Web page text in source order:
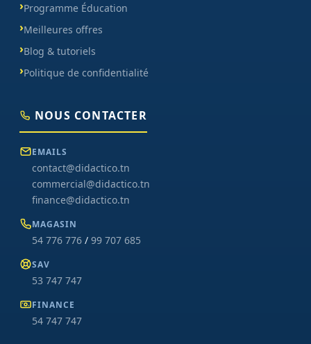
Programme Éducation
Meilleures offres
Blog & tutoriels
Politique de confidentialité
NOUS CONTACTER
EMAILS
contact@didactico.tn
commercial@didactico.tn
finance@didactico.tn
MAGASIN
54 776 776 / 99 707 685
SAV
53 747 747
FINANCE
54 747 747